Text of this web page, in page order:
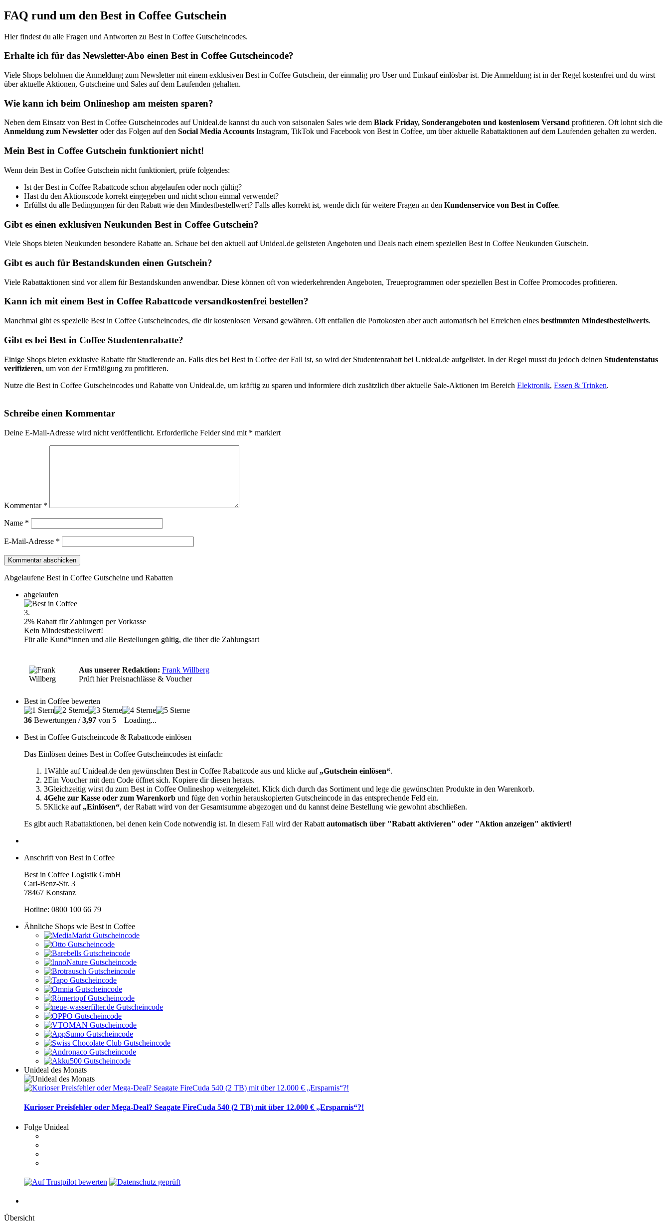
FAQ rund um den Best in Coffee Gutschein
Hier findest du alle Fragen und Antworten zu Best in Coffee Gutscheincodes.
Erhalte ich für das Newsletter-Abo einen Best in Coffee Gutscheincode?
Viele Shops belohnen die Anmeldung zum Newsletter mit einem exklusiven Best in Coffee Gutschein, der einmalig pro User und Einkauf einlösbar ist. Die Anmeldung ist in der Regel kostenfrei und du wirst
über aktuelle Aktionen, Gutscheine und Sales auf dem Laufenden gehalten.
Wie kann ich beim Onlineshop am meisten sparen?
Neben dem Einsatz von Best in Coffee Gutscheincodes auf Unideal.de kannst du auch von saisonalen Sales wie dem Black Friday, Sonderangeboten und kostenlosem Versand profitieren. Oft lohnt sich die
Anmeldung zum Newsletter oder das Folgen auf den Social Media Accounts Instagram, TikTok und Facebook von Best in Coffee, um über aktuelle Rabattaktionen auf dem Laufenden gehalten zu werden.
Mein Best in Coffee Gutschein funktioniert nicht!
Wenn dein Best in Coffee Gutschein nicht funktioniert, prüfe folgendes:
Ist der Best in Coffee Rabattcode schon abgelaufen oder noch gültig?
Hast du den Aktionscode korrekt eingegeben und nicht schon einmal verwendet?
Erfüllst du alle Bedingungen für den Rabatt wie den Mindestbestellwert? Falls alles korrekt ist, wende dich für weitere Fragen an den Kundenservice von Best in Coffee.
Gibt es einen exklusiven Neukunden Best in Coffee Gutschein?
Viele Shops bieten Neukunden besondere Rabatte an. Schaue bei den aktuell auf Unideal.de gelisteten Angeboten und Deals nach einem speziellen Best in Coffee Neukunden Gutschein.
Gibt es auch für Bestandskunden einen Gutschein?
Viele Rabattaktionen sind vor allem für Bestandskunden anwendbar. Diese können oft von wiederkehrenden Angeboten, Treueprogrammen oder speziellen Best in Coffee Promocodes profitieren.
Kann ich mit einem Best in Coffee Rabattcode versandkostenfrei bestellen?
Manchmal gibt es spezielle Best in Coffee Gutscheincodes, die dir kostenlosen Versand gewähren. Oft entfallen die Portokosten aber auch automatisch bei Erreichen eines bestimmten Mindestbestellwerts.
Gibt es bei Best in Coffee Studentenrabatte?
Einige Shops bieten exklusive Rabatte für Studierende an. Falls dies bei Best in Coffee der Fall ist, so wird der Studentenrabatt bei Unideal.de aufgelistet. In der Regel musst du jedoch deinen Studentenstatus
verifizieren, um von der Ermäßigung zu profitieren.
Nutze die Best in Coffee Gutscheincodes und Rabatte von Unideal.de, um kräftig zu sparen und informiere dich zusätzlich über aktuelle Sale-Aktionen im Bereich Elektronik, Essen & Trinken.
Schreibe einen Kommentar
Deine E-Mail-Adresse wird nicht veröffentlicht. Erforderliche Felder sind mit * markiert
Kommentar *
Name *
E-Mail-Adresse *
Abgelaufene Best in Coffee Gutscheine und Rabatten
abgelaufen
3.
2% Rabatt für Zahlungen per Vorkasse
Kein Mindestbestellwert!
Für alle Kund*innen und alle Bestellungen gültig, die über die Zahlungsart
Aus unserer Redaktion: Frank Willberg
Prüft hier Preisnachlässe & Voucher
Best in Coffee bewerten
36 Bewertungen /3,97 von 5
Loading...
Best in Coffee Gutscheincode & Rabattcode einlösen
Das Einlösen deines Best in Coffee Gutscheincodes ist einfach:
1Wähle auf Unideal.de den gewünschten Best in Coffee Rabattcode aus und klicke auf „Gutschein einlösen“.
2Ein Voucher mit dem Code öffnet sich. Kopiere dir diesen heraus.
3Gleichzeitig wirst du zum Best in Coffee Onlineshop weitergeleitet. Klick dich durch das Sortiment und lege die gewünschten Produkte in den Warenkorb.
4Gehe zur Kasse oder zum Warenkorb und füge den vorhin herauskopierten Gutscheincode in das entsprechende Feld ein.
5Klicke auf „Einlösen“, der Rabatt wird von der Gesamtsumme abgezogen und du kannst deine Bestellung wie gewohnt abschließen.
Es gibt auch Rabattaktionen, bei denen kein Code notwendig ist. In diesem Fall wird der Rabatt automatisch über "Rabatt aktivieren" oder "Aktion anzeigen" aktiviert!
Anschrift von Best in Coffee
Best in Coffee Logistik GmbH
Carl-Benz-Str. 3
78467 Konstanz
Hotline: 0800 100 66 79
Ähnliche Shops wie Best in Coffee
Unideal des Monats
Kurioser Preisfehler oder Mega-Deal? Seagate FireCuda 540 (2 TB) mit über 12.000 € „Ersparnis“?!
Folge Unideal
Übersicht